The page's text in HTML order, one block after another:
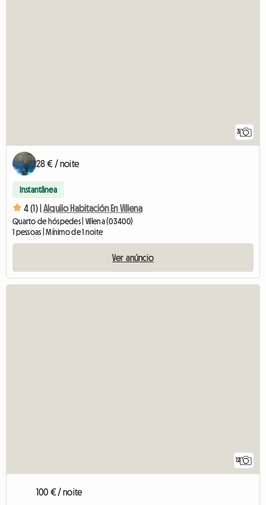
3
28 € / noite
Instantânea
4 (1) | Alquilo Habitación En Villena
Quarto de hóspedes | Villena (03400)
1 pessoas | Mínimo de 1 noite
Ver anúncio
12
100 € / noite